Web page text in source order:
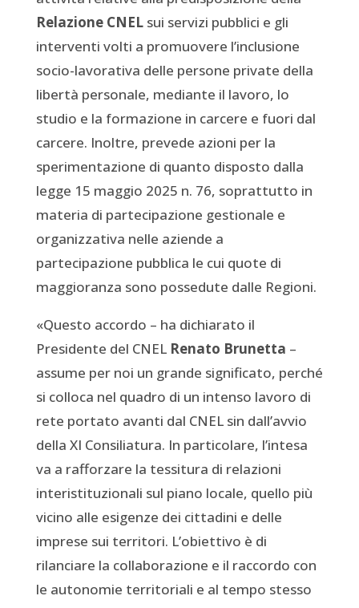
Relazione CNELsui servizi pubblici e gli
interventi volti a promuovere l’inclusione
socio-lavorativa delle persone private della
libertà personale, mediante il lavoro, lo
studio e la formazione in carcere e fuori dal
carcere. Inoltre, prevede azioni per la
sperimentazione di quanto disposto dalla
legge 15 maggio 2025 n. 76, soprattutto in
materia di partecipazione gestionale e
organizzativa nelle aziende a
partecipazione pubblica le cui quote di
maggioranza sono possedute dalle Regioni.
«Questo accordo – ha dichiarato il
Presidente del CNEL Renato Brunetta –
assume per noi un grande significato, perché
si colloca nel quadro di un intenso lavoro di
rete portato avanti dal CNEL sin dall’avvio
della XI Consiliatura. In particolare, l’intesa
va a rafforzare la tessitura di relazioni
interistituzionali sul piano locale, quello più
vicino alle esigenze dei cittadini e delle
imprese sui territori. L’obiettivo è di
rilanciare la collaborazione e il raccordo con
le autonomie territoriali e al tempo stesso